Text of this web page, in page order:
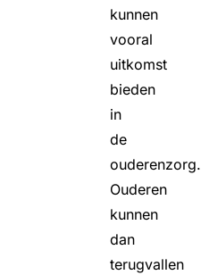
kunnen
vooral
uitkomst
bieden
in
de
ouderenzorg.
Ouderen
kunnen
dan
terugvallen